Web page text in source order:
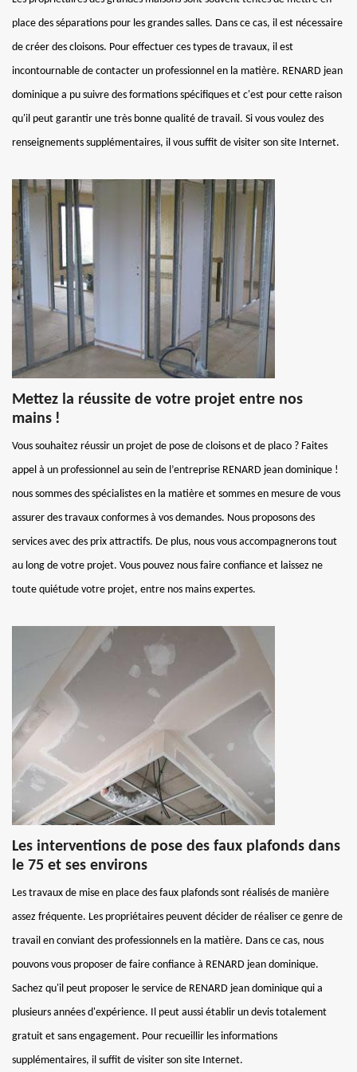
place des séparations pour les grandes salles. Dans ce cas, il est nécessaire
de créer des cloisons. Pour effectuer ces types de travaux, il est
incontournable de contacter un professionnel en la matière. RENARD jean
dominique a pu suivre des formations spécifiques et c'est pour cette raison
qu'il peut garantir une très bonne qualité de travail. Si vous voulez des
renseignements supplémentaires, il vous suffit de visiter son site Internet.
Mettez la réussite de votre projet entre nos
mains !
Vous souhaitez réussir un projet de pose de cloisons et de placo ? Faites
appel à un professionnel au sein de l’entreprise RENARD jean dominique !
nous sommes des spécialistes en la matière et sommes en mesure de vous
assurer des travaux conformes à vos demandes. Nous proposons des
services avec des prix attractifs. De plus, nous vous accompagnerons tout
au long de votre projet. Vous pouvez nous faire confiance et laissez ne
toute quiétude votre projet, entre nos mains expertes.
Les interventions de pose des faux plafonds dans
le 75 et ses environs
Les travaux de mise en place des faux plafonds sont réalisés de manière
assez fréquente. Les propriétaires peuvent décider de réaliser ce genre de
travail en conviant des professionnels en la matière. Dans ce cas, nous
pouvons vous proposer de faire confiance à RENARD jean dominique.
Sachez qu'il peut proposer le service de RENARD jean dominique qui a
plusieurs années d'expérience. Il peut aussi établir un devis totalement
gratuit et sans engagement. Pour recueillir les informations
supplémentaires, il suffit de visiter son site Internet.